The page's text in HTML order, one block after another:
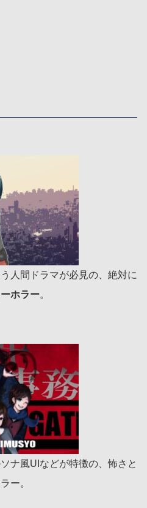
人間ドラマが必見の、絶対に
ホラー。
ナ風UIなどが特徴の、怖さと
ー。